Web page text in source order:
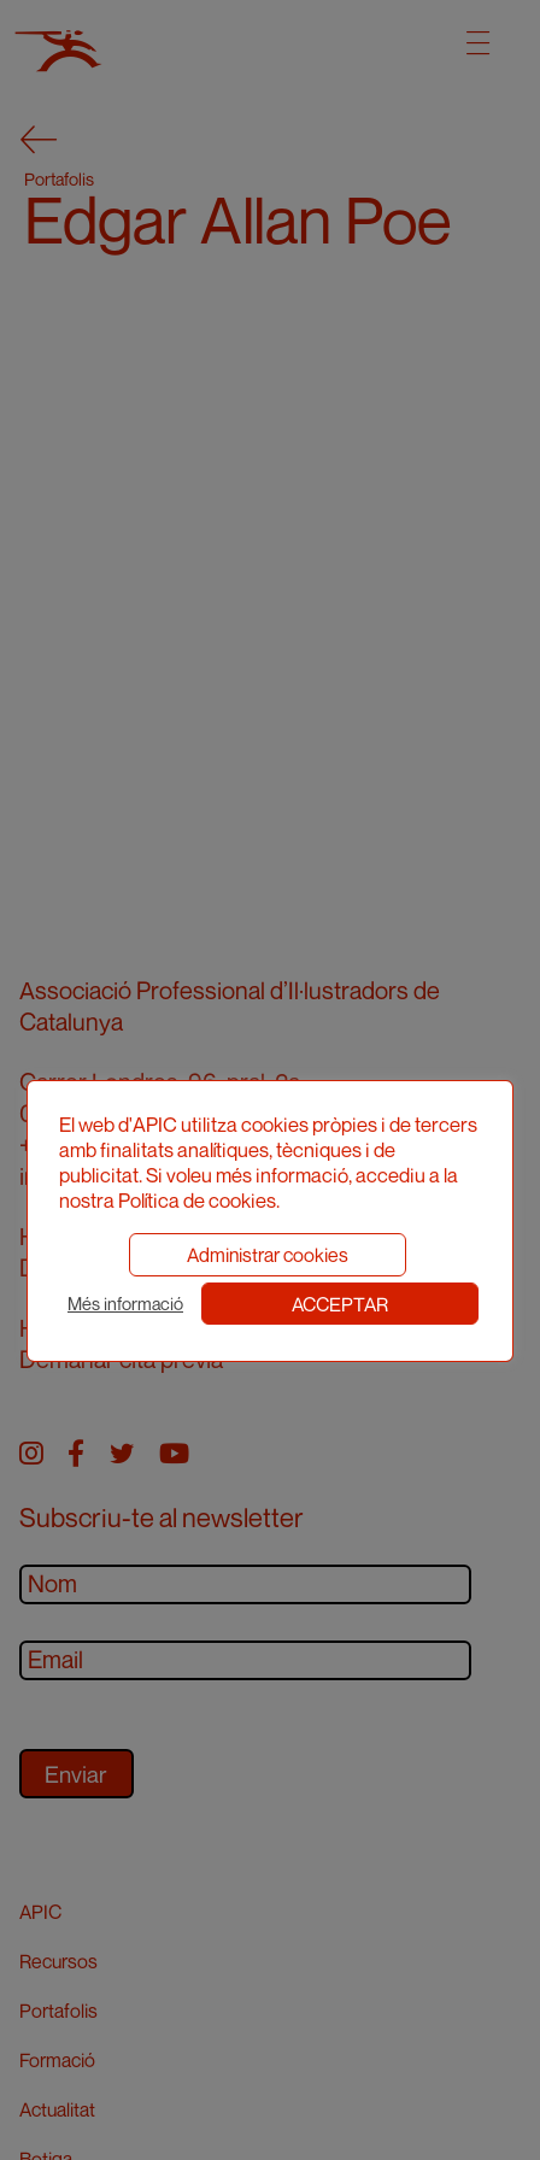
Portafolis
Edgar Allan Poe
Associació Professional d’Il·lustradors de
Catalunya
Carrer Londres, 96, pral. 2a
08036 Barcelona
+34 934 161 474
info@apic.cat
Horari d’atenció telefònica
De dilluns a divendres de 10 a 14h
Horari d’atenció presencial
Demanar cita prèvia
Instagram
facebook
twitteryoutube
Subscriu-te al newsletter
APIC
Recursos
Portafolis
Formació
Actualitat
El web d'APIC utilitza cookies pròpies i de tercers
amb finalitats analítiques, tècniques i de
publicitat. Si voleu més informació, accediu a la
nostra Política de cookies.
Administrar cookies
Més informació ACCEPTAR